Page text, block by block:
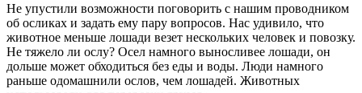
Не упустили возможности поговорить с нашим проводником
об осликах и задать ему пару вопросов. Нас удивило, что
животное меньше лошади везет нескольких человек и повозку.
Не тяжело ли ослу? Осел намного выносливее лошади, он
дольше может обходиться без еды и воды. Люди намного
раньше одомашнили ослов, чем лошадей. Животных